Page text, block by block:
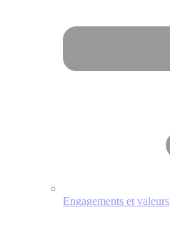
Engagements et valeurs